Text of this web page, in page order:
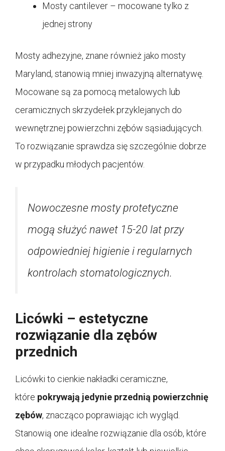
Mosty cantilever – mocowane tylko z
jednej strony
Mosty adhezyjne, znane również jako mosty
Maryland, stanowią mniej inwazyjną alternatywę.
Mocowane są za pomocą metalowych lub
ceramicznych skrzydełek przyklejanych do
wewnętrznej powierzchni zębów sąsiadujących.
To rozwiązanie sprawdza się szczególnie dobrze
w przypadku młodych pacjentów.
Nowoczesne mosty protetyczne
mogą służyć nawet 15-20 lat przy
odpowiedniej higienie i regularnych
kontrolach stomatologicznych.
Licówki – estetyczne
rozwiązanie dla zębów
przednich
Licówki to cienkie nakładki ceramiczne,
które pokrywają jedynie przednią powierzchnię
zębów, znacząco poprawiając ich wygląd.
Stanowią one idealne rozwiązanie dla osób, które